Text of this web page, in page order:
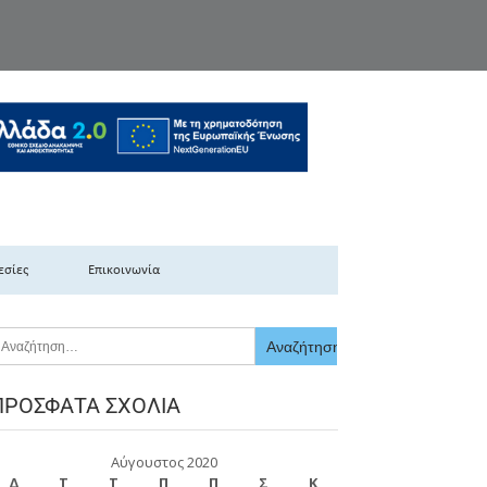
Ελλάδας
Επικοινωνία
ΣΧΌΛΙΑ
Αύγουστος 2020
Δ
Τ Τ Π Π Σ
Κ